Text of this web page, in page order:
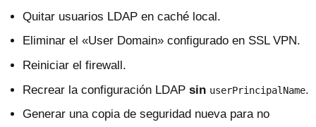
Quitar usuarios LDAP en caché local.
Eliminar el «User Domain» configurado en SSL VPN.
Reiniciar el firewall.
Recrear la configuración LDAP sin userPrincipalName.
Generar una copia de seguridad nueva para no